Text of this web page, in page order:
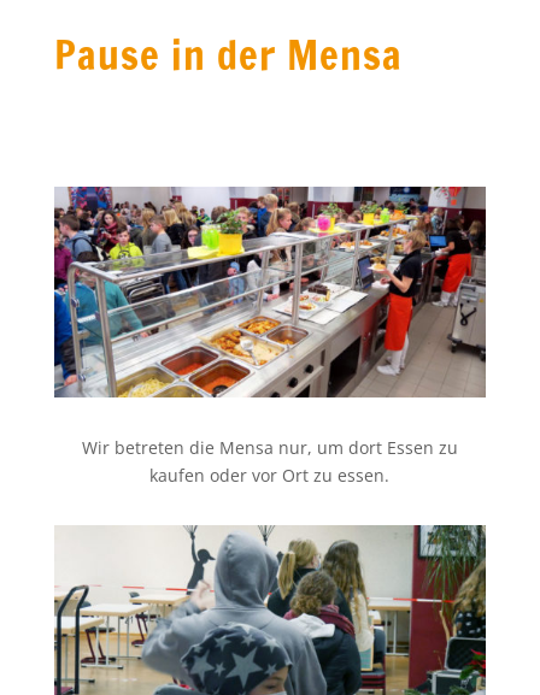
Pause in der Mensa
Wir betreten die Mensa nur, um dort Essen zu
kaufen oder vor Ort zu essen.